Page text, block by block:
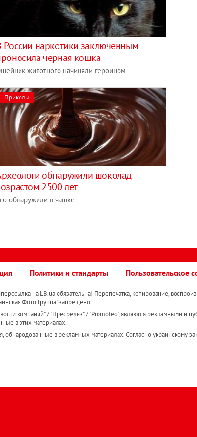
России наркотики заключенным
черная кошка
животного начиняли героином
Приколы
обнаружили шоколад
2500 лет
обнаружили в чашке
Политики и стандарты Пользовательское
на LB.ua обязательна! Перепечатка, копирование,
Фото Группа" запрещено.
компаний" / "Пресрелиз" / "Promoted", являются рекламными и
в этих материалах.
в рекламных материалах. Согласно украинскому